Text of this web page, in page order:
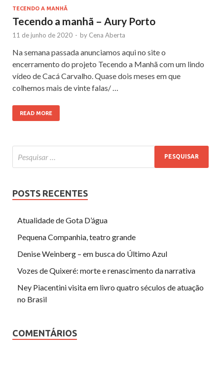
TECENDO A MANHÃ
Tecendo a manhã – Aury Porto
11 de junho de 2020 - by Cena Aberta
Na semana passada anunciamos aqui no site o
encerramento do projeto Tecendo a Manhã com um lindo
vídeo de Cacá Carvalho. Quase dois meses em que
colhemos mais de vinte falas/ …
READ MORE
POSTS RECENTES
Atualidade de Gota D’água
Pequena Companhia, teatro grande
Denise Weinberg – em busca do Último Azul
Vozes de Quixeré: morte e renascimento da narrativa
Ney Piacentini visita em livro quatro séculos de atuação
no Brasil
COMENTÁRIOS